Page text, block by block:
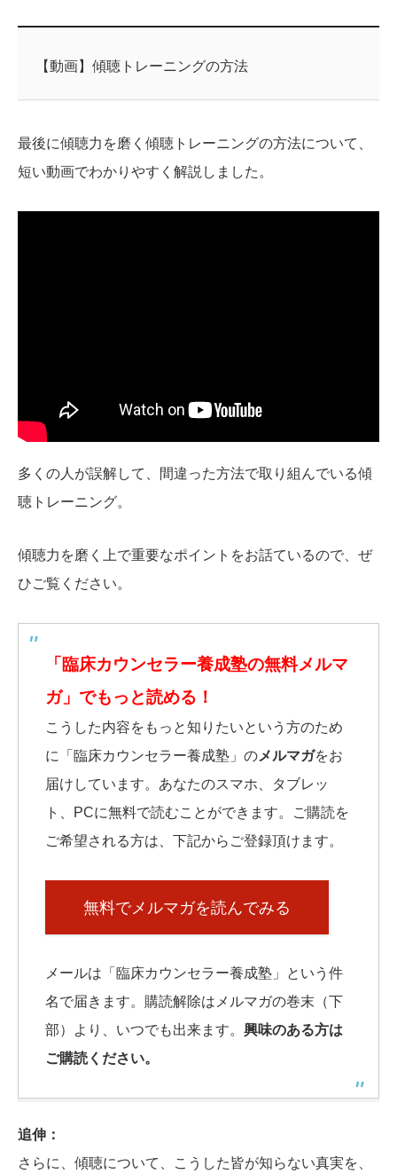
【動画】傾聴トレーニングの方法
最後に傾聴力を磨く傾聴トレーニングの方法について、
短い動画でわかりやすく解説しました。
多くの人が誤解して、間違った方法で取り組んでいる傾
聴トレーニング。
傾聴力を磨く上で重要なポイントをお話ているので、ぜ
ひご覧ください。
「臨床カウンセラー養成塾の無料メルマ
ガ」でもっと読める！
こうした内容をもっと知りたいという方のため
に「臨床カウンセラー養成塾」のメルマガをお
届けしています。あなたのスマホ、タブレッ
ト、PCに無料で読むことができます。ご購読を
ご希望される方は、下記からご登録頂けます。
無料でメルマガを読んでみる
メールは「臨床カウンセラー養成塾」という件
名で届きます。購読解除はメルマガの巻末（下
部）より、いつでも出来ます。 興味のある方は
ご購読ください。
追伸：
さらに、傾聴について、こうした皆が知らない真実を、